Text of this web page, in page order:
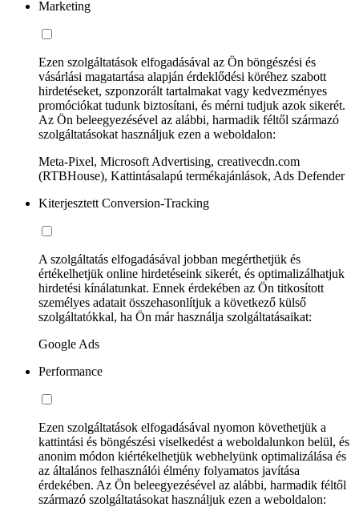
Marketing
Ezen szolgáltatások elfogadásával az Ön böngészési és
vásárlási magatartása alapján érdeklődési köréhez szabott
hirdetéseket, szponzorált tartalmakat vagy kedvezményes
promóciókat tudunk biztosítani, és mérni tudjuk azok sikerét.
Az Ön beleegyezésével az alábbi, harmadik féltől származó
szolgáltatásokat használjuk ezen a weboldalon:
Meta-Pixel, Microsoft Advertising, creativecdn.com
(RTBHouse), Kattintásalapú termékajánlások, Ads Defender
Kiterjesztett Conversion-Tracking
A szolgáltatás elfogadásával jobban megérthetjük és
értékelhetjük online hirdetéseink sikerét, és optimalizálhatjuk
hirdetési kínálatunkat. Ennek érdekében az Ön titkosított
személyes adatait összehasonlítjuk a következő külső
szolgáltatókkal, ha Ön már használja szolgáltatásaikat:
Google Ads
Performance
Ezen szolgáltatások elfogadásával nyomon követhetjük a
kattintási és böngészési viselkedést a weboldalunkon belül, és
anonim módon kiértékelhetjük webhelyünk optimalizálása és
az általános felhasználói élmény folyamatos javítása
érdekében. Az Ön beleegyezésével az alábbi, harmadik féltől
származó szolgáltatásokat használjuk ezen a weboldalon: